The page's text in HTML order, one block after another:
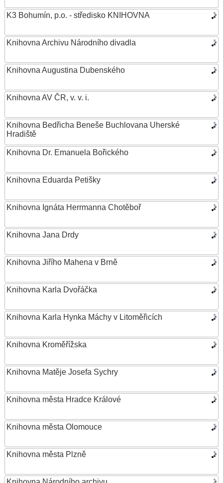
K3 Bohumín, p.o. - středisko KNIHOVNA
Knihovna Archivu Národního divadla
Knihovna Augustina Dubenského
Knihovna AV ČR, v. v. i.
Knihovna Bedřicha Beneše Buchlovana Uherské
Hradiště
Knihovna Dr. Emanuela Bořického
Knihovna Eduarda Petišky
Knihovna Ignáta Herrmanna Chotěboř
Knihovna Jana Drdy
Knihovna Jiřího Mahena v Brně
Knihovna Karla Dvořáčka
Knihovna Karla Hynka Máchy v Litoměřicích
Knihovna Kroměřížska
Knihovna Matěje Josefa Sychry
Knihovna města Hradce Králové
Knihovna města Olomouce
Knihovna města Plzně